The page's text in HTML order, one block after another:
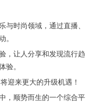
与时尚领域，通过直播、
。
，让人分享和发现流行趋
验。
迎来更大的升级机遇！
，顺势而生的一个综合平